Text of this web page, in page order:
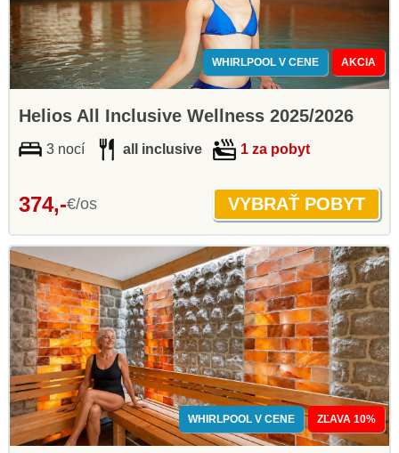
WHIRLPOOL V CENE AKCIA
Helios All Inclusive Wellness 2025/2026
3 nocí all inclusive 1 za pobyt
374,-€/os
WHIRLPOOL V CENE ZĽAVA 10%